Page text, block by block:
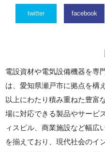
twitter facebook
電設資材や電気設備機器を専
は、愛知県瀬戸市に拠点を構
以上にわたり積み重ねた豊富
場に対応できる製品やサービ
ィスビル、商業施設など幅広
を揃えており、現代社会のイ